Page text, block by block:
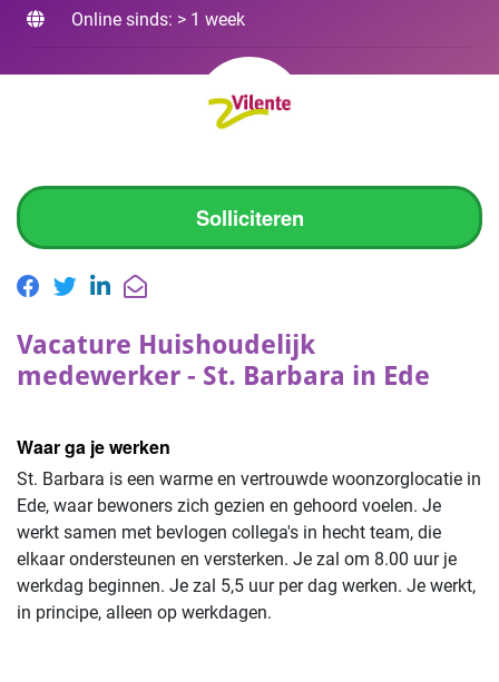
Online sinds: > 1 week
Solliciteren
Vacature Huishoudelijk
medewerker - St. Barbara in Ede
Waar ga je werken
St. Barbara is een warme en vertrouwde woonzorglocatie in
Ede, waar bewoners zich gezien en gehoord voelen. Je
werkt samen met bevlogen collega's in hecht team, die
elkaar ondersteunen en versterken. Je zal om 8.00 uur je
werkdag beginnen. Je zal 5,5 uur per dag werken. Je werkt,
in principe, alleen op werkdagen.